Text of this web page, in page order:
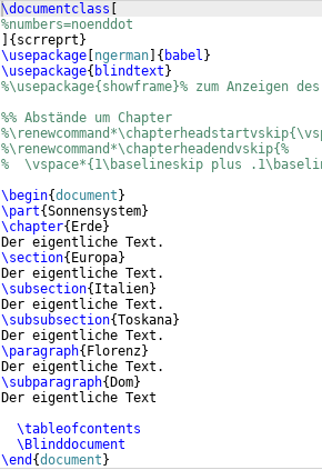
\documentclass
%numbers=noenddot
{ scrreprt }
\usepackage ngerman { babel }
\usepackage{ blindtext }
%\usepackage{showframe}% zum Anzeigen
%% Abstände um Chapter
%\renewcommand*\chapterheadendvskip{%
%  \vspace*{1\baselineskip plus
\begin{document }
\part{Sonnensystem}
\chapter{ Erde}
Der eigentliche Text.
\section{ Europa}
Der eigentliche Text.
\subsection{ Italien}
Der eigentliche Text.
\subsubsection{Toskana}
Der eigentliche Text.
\paragraph{ Florenz}
Der eigentliche Text.
\subparagraph{ Dom}
Der eigentliche Text
\tableofcontents
\Blinddocument
\end {document }